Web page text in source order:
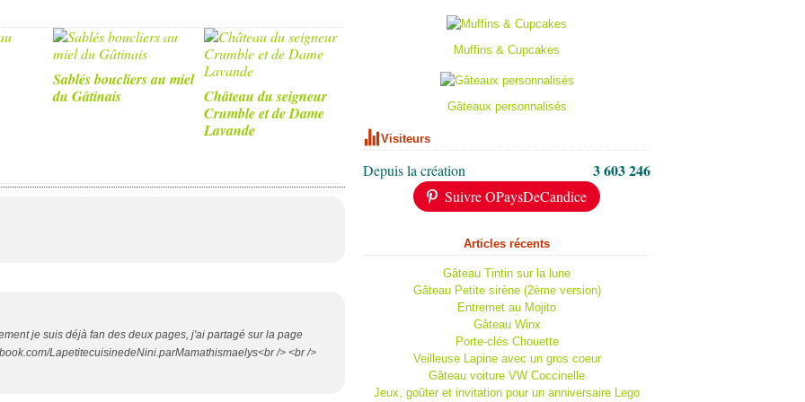
Sablés boucliers au miel
du Gâtinais
Château du seigneur
Crumble et de Dame
Lavande
je suis déjà fan des deux pages, j'ai partagé sur la page
LapetitecuisinedeNini.parMamathismaelys<br /> <br />
Muffins & Cupcakes
Gâteaux personnalisés
Visiteurs
Depuis la création 3 603 246
Suivre OPaysDeCandice
Articles récents
Gâteau Tintin sur la lune
Gâteau Petite sirène (2ème version)
Entremet au Mojito
Gâteau Winx
Porte-clés Chouette
Veilleuse Lapine avec un gros coeur
Gâteau voiture VW Coccinelle
Jeux, goûter et invitation pour un anniversaire Lego